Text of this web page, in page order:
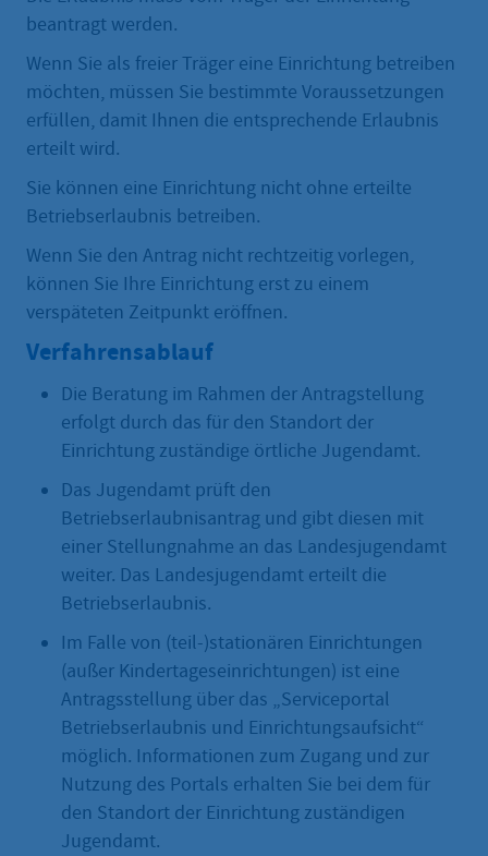
beantragt werden.
Wenn Sie als freier Träger eine Einrichtung betreiben
möchten, müssen Sie bestimmte Voraussetzungen
erfüllen, damit Ihnen die entsprechende Erlaubnis
erteilt wird.
Sie können eine Einrichtung nicht ohne erteilte
Betriebserlaubnis betreiben.
Wenn Sie den Antrag nicht rechtzeitig vorlegen,
können Sie Ihre Einrichtung erst zu einem
verspäteten Zeitpunkt eröffnen.
Verfahrensablauf
Die Beratung im Rahmen der Antragstellung
erfolgt durch das für den Standort der
Einrichtung zuständige örtliche Jugendamt.
Das Jugendamt prüft den
Betriebserlaubnisantrag und gibt diesen mit
einer Stellungnahme an das Landesjugendamt
weiter. Das Landesjugendamt erteilt die
Betriebserlaubnis.
Im Falle von (teil-)stationären Einrichtungen
(außer Kindertageseinrichtungen) ist eine
Antragsstellung über das „Serviceportal
Betriebserlaubnis und Einrichtungsaufsicht“
möglich. Informationen zum Zugang und zur
Nutzung des Portals erhalten Sie bei dem für
den Standort der Einrichtung zuständigen
Jugendamt.